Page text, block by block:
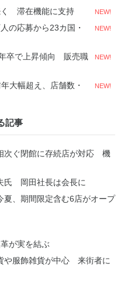
く 滞在機能に支持 NEW!
の応募から23カ国・
NEW!
卒で上昇傾向 販売職
NEW!
大幅超え、店舗数・
NEW!
記事
次ぐ閉館に存続店が対応 機
氏 岡田社長は会長に
、期間限定含む6店がオープ
が実を結ぶ
や服飾雑貨が中心 来街者に